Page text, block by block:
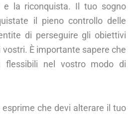
e la riconquista. Il tuo sogno
il pieno controllo delle
di perseguire gli obiettivi
È importante sapere che
flessibili nel vostro modo di
che devi alterare il tuo